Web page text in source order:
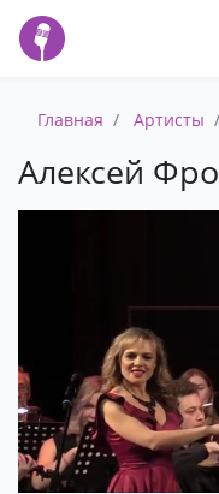
Главная Артисты
Алексей